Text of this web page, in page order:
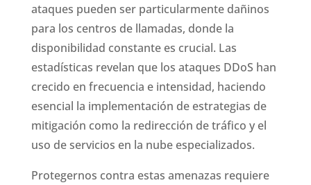
ataques pueden ser particularmente dañinos
para los centros de llamadas, donde la
disponibilidad constante es crucial. Las
estadísticas revelan que los ataques DDoS han
crecido en frecuencia e intensidad, haciendo
esencial la implementación de estrategias de
mitigación como la redirección de tráfico y el
uso de servicios en la nube especializados.
Protegernos contra estas amenazas requiere